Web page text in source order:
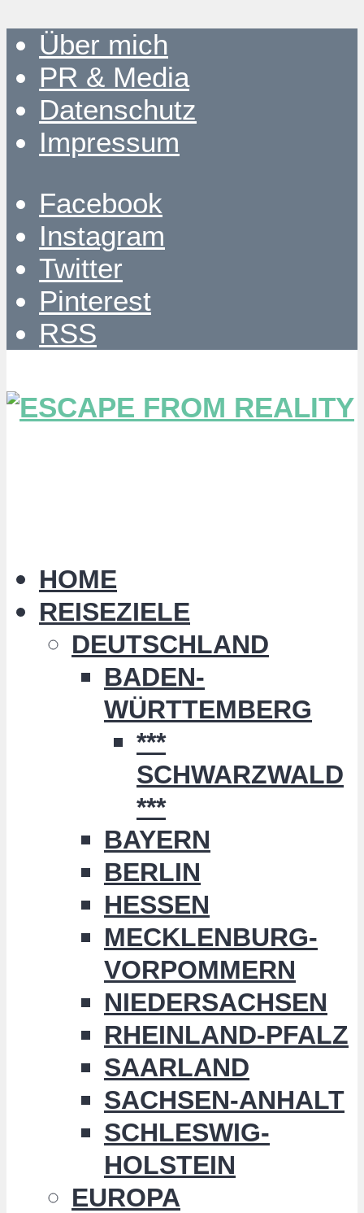
Über mich
PR & Media
Datenschutz
Impressum
Facebook
Instagram
Twitter
Pinterest
RSS
HOME
REISEZIELE
DEUTSCHLAND
BADEN-
WÜRTTEMBERG
***
SCHWARZWALD
***
BAYERN
BERLIN
HESSEN
MECKLENBURG-
VORPOMMERN
NIEDERSACHSEN
RHEINLAND-PFALZ
SAARLAND
SACHSEN-ANHALT
SCHLESWIG-
HOLSTEIN
EUROPA